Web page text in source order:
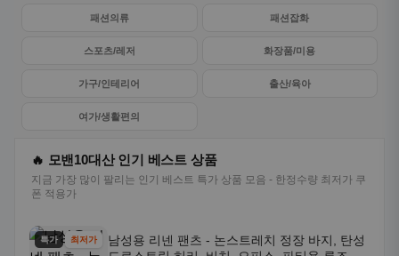
패션의류 패션잡화
스포츠/레저 화장품/미용
가구/인테리어 출산/육아
여가/생활편의
🔥 모밴10대산 인기 베스트 상품
지금 가장 많이 팔리는 인기 베스트 특가 상품 모음 - 한정수량 최저가 쿠
폰 적용가
특가 최저가
남성용 리넨 팬츠 - 논스트레치 정장 바지, 탄성